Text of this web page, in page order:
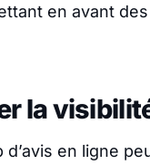
en avant
la
d’avis en ligne